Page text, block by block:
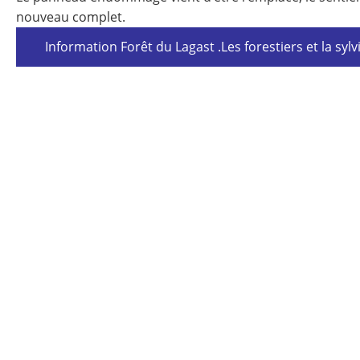
nouveau complet.
Information Forêt du Lagast .Les forestiers et la